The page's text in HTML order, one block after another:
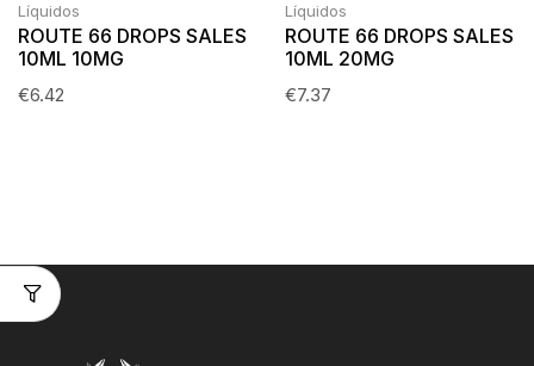
Líquidos
ROUTE 66 DROPS SALES
10ML 10MG
€6.42
Líquidos
ROUTE 66 DROPS SALES
10ML 20MG
€7.37